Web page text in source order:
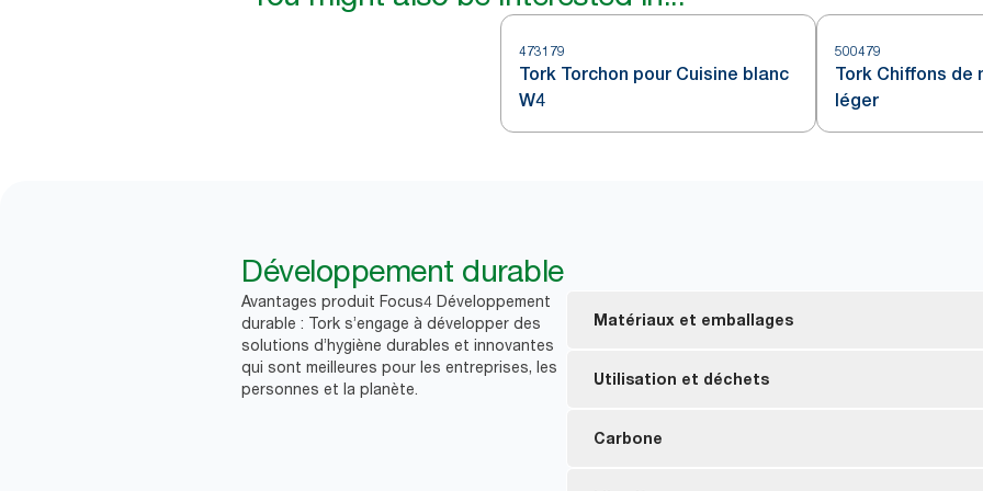
473179
Tork Torchon pour Cuisine blanc
W4
500479
Tork Chiffons de
léger
Développement durable
Avantages produit Focus4 Développement
durable : Tork s’engage à développer des
solutions d’hygiène durables et innovantes
qui sont meilleures pour les entreprises, les
personnes et la planète.
Matériaux et emballages
Consommables certifiés FSC® : les fibres
Emballage intérieur contenant au moins 30 % de
Utilisation et déchets
Les chiffons conviennent pour une utilisation
Carbone